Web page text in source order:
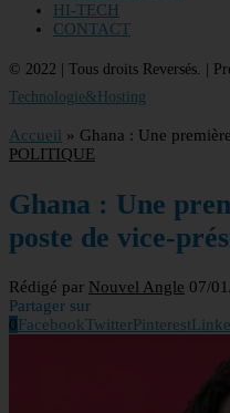
HI-TECH
CONTACT
© 2022 | Tous droits Reversés. |
Technologie&Hosting
Accueil » Ghana : Une
POLITIQUE
Ghana : Une
poste de vice-
Rédigé par Nouvel Angle 07/
Partager sur
0FacebookTwitterPinterest